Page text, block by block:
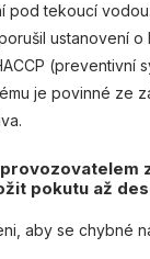
pod tekoucí
ustanovení o
(preventivní
je povinné ze
pokutu až
aby se chybné